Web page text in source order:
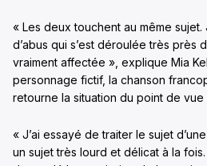
« Les deux touchent au même sujet.
d’abus qui s’est déroulée très près
vraiment affectée », explique Mia
personnage fictif, la chanson
retourne la situation du point de vue
« J’ai essayé de traiter le sujet
un sujet très lourd et délicat à la fois.